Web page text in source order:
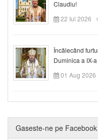
Claudiu!
22 Iul 2026
Încălecând
Duminica a IX-
01 Aug 2026
Gaseste-ne pe Facebook